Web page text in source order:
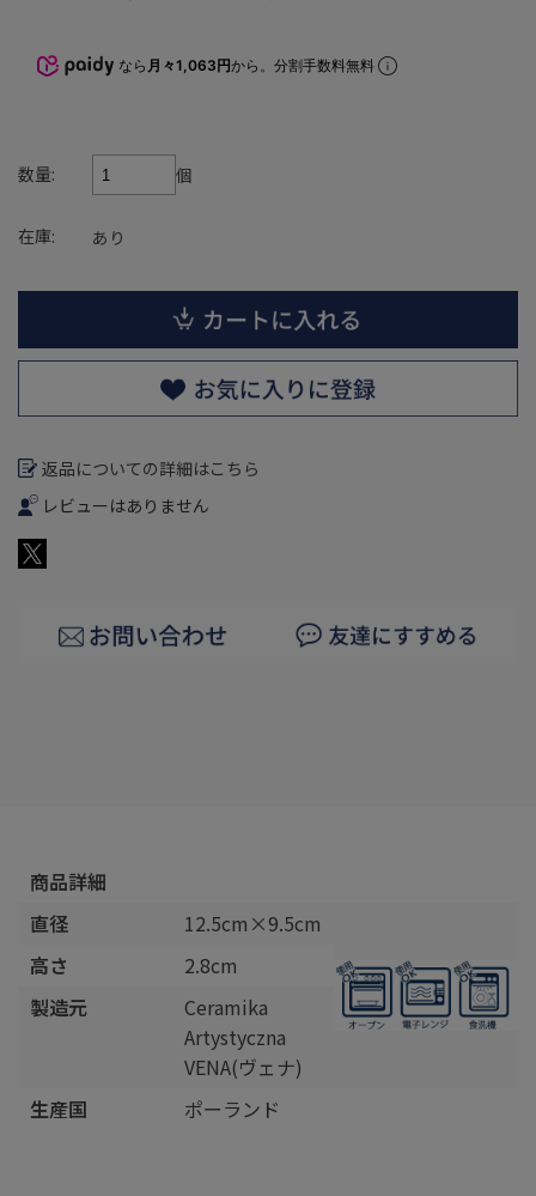
なら 月々1,063円から。分割手数料無料
数量: 個
在庫: あり
返品についての詳細はこちら
レビューはありません
商品詳細
直径
12.5cm×9.5cm
高さ
2.8cm
製造元
Ceramika
Artystyczna
VENA(ヴェナ)
生産国
ポーランド